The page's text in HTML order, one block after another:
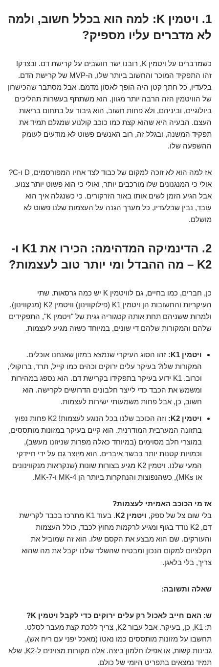
1. ויטמין K: למה הוא בכלל חשוב, ולמה
לא מדברים עליו מספיק?
כשמדברים על ויטמין K, רובנו ישר חושבים על קרישת דם. ובצדק!
זהו התפקיד המוכר והחשוב ביותר שלו, ה-MVP של קרישת הדם.
בלעדיו, כל חתך קטן היה הופך לאסון מדמם. אבל מסתבר שהכישרון
של הוויטמין הזה הרבה יותר מגוון. הוא משתתף בעשרות תהליכים
ביולוגיים, וביניהם, ולא פחות חשוב, הוא גיבור על בתחום בריאות
העצם. הבעיה היא שהוא קצת כמו כוכב קולנוע שמגלם תמיד את
תפקיד המשנה, ובגלל זה, רוב האנשים פשוט לא מודעים לעומק
ההשפעה שלו.
אז למה הוא לא זוכה למקום של כבוד לצד אחיו המפורסמים, D ו-C?
אולי כי המנגנונים שלו מורכבים יותר, ואולי כי הוא פשוט יותר צנוע.
אבל הגיע הזמן לשים אותו באור הזרקורים. כי כשנגלה איך הוא
עובד, נבין שבלעדיו, כל מערך הגנה על העצמות שלנו פשוט לא
מושלם.
2. הדינמיקה המדהימה: הכירו את K1 ו-
K2 – מה ההבדל ומי יותר טוב לעצמות?
כן, חברים, כמו בחיים, גם לוויטמין K יש כמה גרסאות. שתי
העיקריות והחשובות הן ויטמין K1 (פילוקווינון) וויטמין K2 (מנקווינון).
ולמרות ששניהם תחת אותה קטגוריה גגית של "ויטמין K", התפקידים
שלהם והמקורות שלהם די שונים, במיוחד כשזה מגיע לעצמות.
ויטמין K1:
זהו הסוג העיקרי שנמצא במזון שאנחנו אוכלים.
המקורות שלו? בעיקר עלים ירוקים וכהים כמו קייל, תרד, ברוקולי,
וכרוב. K1 ידוע בעיקר בתפקידו בקרישת דם. הוא נספג במהירות
ומשמש את הכבד כדי לייצר חלבונים הדרושים לקרישה. הוא
חשוב, כן, אבל פחות משמעותי ישירות לעצמות.
ויטמין K2:
וזה הכוכב שלנו בכל הנוגע לעצמות! K2 פחות נפוץ
בתזונה המערבית המודרנית. הוא קיים בעיקר במזונות מותססים,
במוצרי חלב מסוימים (במיוחד כאלה מפרות שניזונו מעשב),
וכמויות קטנות יותר בבשר איברים. הוא מיוצר גם על ידי חיידקי
המעי שלנו. ויטמין K2 מגיע בצורות שונות (שנקראות מנקווינונים
או MKs), כשהנפוצות והנחקרות ביותר הן MK-4 ו-MK-7.
אז מי הכוכב האמיתי לעצמות?
בלי שום צל של ספק, ויטמין K2
. בעוד K1 מתרכז בכבד לקרישת
דם, K2 נודד בגוף ומגיע לרקמות מחוץ לכבד, כולל העצמות
והעורקים. שם הוא מבצע את הקסם שלו. הוא זה שמוביל את
הקלציום למקום הנכון ומבטיח שהשלד שלנו יקבל את מה שהוא
צריך, בלי בלאגן.
שאלה ותשובה:
ש: האם חייב לאכול רק עלים ירוקים כדי לקבל ויטמין K?
ת: K1, כן, בעיקר. אבל עבור K2, צריך ללכת קצת מעבר לסלט.
תחשבו על מזונות מותססים כמו נאטו (מאכל יפני עם ריח אש),
גבינות קשות, או אפילו חלמון ביצה. אלה מקורות מצוינים ל-K2, שלא
תמיד נמצאים בתפריט היומי של כולם.